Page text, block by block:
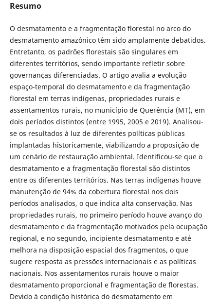
Resumo
O desmatamento e a fragmentação florestal no arco do
desmatamento amazônico têm sido amplamente debatidos.
Entretanto, os padrões florestais são singulares em
diferentes territórios, sendo importante refletir sobre
governanças diferenciadas. O artigo avalia a evolução
espaço-temporal do desmatamento e da fragmentação
florestal em terras indígenas, propriedades rurais e
assentamentos rurais, no município de Querência (MT), em
dois períodos distintos (entre 1995, 2005 e 2019). Analisou-
se os resultados à luz de diferentes políticas públicas
implantadas historicamente, viabilizando a proposição de
um cenário de restauração ambiental. Identificou-se que o
desmatamento e a fragmentação florestal são distintos
entre os diferentes territórios. Nas terras indígenas houve
manutenção de 94% da cobertura florestal nos dois
períodos analisados, o que indica alta conservação. Nas
propriedades rurais, no primeiro período houve avanço do
desmatamento e da fragmentação motivados pela ocupação
regional, e no segundo, incipiente desmatamento e até
melhora na disposição espacial dos fragmentos, o que
sugere resposta as pressões internacionais e as políticas
nacionais. Nos assentamentos rurais houve o maior
desmatamento proporcional e fragmentação de florestas.
Devido à condição histórica do desmatamento em